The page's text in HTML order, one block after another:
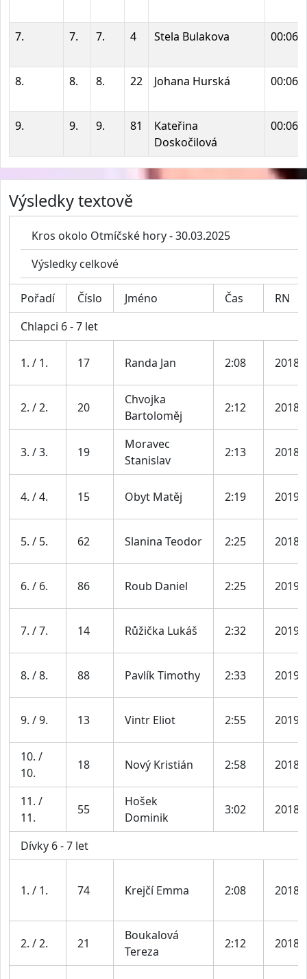
7. 7. 7. 4 Stela Bulakova
8. 8. 8. 22 Johana Hurská
9. 9. 9. 81
Kateřina
Doskočilová
Výsledky textově
Kros okolo Otmíčské hory - 30.03.2025
Výsledky celkové
Pořadí Číslo Jméno Čas
RN
Chlapci 6 - 7 let
1. / 1. 17 Randa Jan 2:08 2018
2. / 2. 20
Chvojka
Bartoloměj
2:12 2018
3. / 3. 19
Moravec
Stanislav
2:13 2018
4. / 4. 15 Obyt Matěj 2:19 2019
5. / 5. 62 Slanina Teodor 2:25 2018
6. / 6. 86 Roub Daniel 2:25 2019
7. / 7. 14 Růžička Lukáš 2:32 2019
8. / 8. 88 Pavlík Timothy 2:33 2019
9. / 9. 13 Vintr Eliot 2:55 2019
10. /
10.
18 Nový Kristián 2:58 2018
11. /
11.
55
Hošek
Dominik
3:02 2018
Dívky 6 - 7 let
1. / 1. 74 Krejčí Emma 2:08 2018
2. / 2. 21
Boukalová
Tereza
2:12 2018